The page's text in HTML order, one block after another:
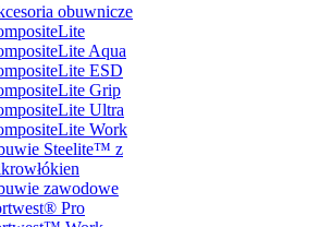
obuwnicze
Aqua
ESD
Grip
Ultra
Work
Steelite™ z
zawodowe
Pro